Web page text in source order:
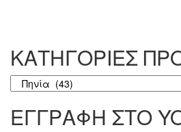
ΚΑΤΗΓΟΡΙΕΣ
ΕΓΓΡΑΦΗ ΣΤΟ